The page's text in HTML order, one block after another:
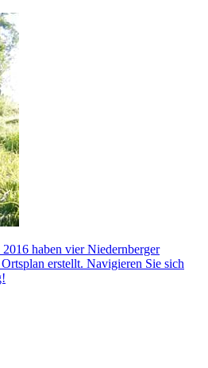
haben vier Niedernberger
erstellt. Navigieren Sie sich